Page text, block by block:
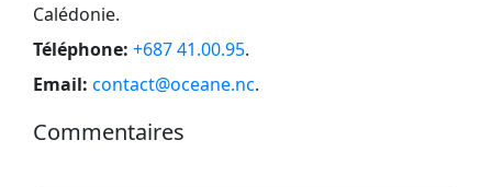
Calédonie.
Téléphone: +687 41.00.95.
Email: contact@oceane.nc.
Commentaires